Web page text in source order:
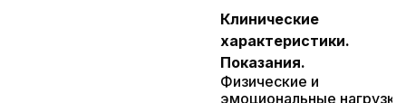
Клинические
характеристики.
Показания.
Физические и
эмоциональные нагрузки;